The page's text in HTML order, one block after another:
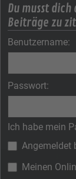
Du musst
Beiträge zu
Benutzername:
Passwort:
Ich habe mein
Angemeldet
Meinen